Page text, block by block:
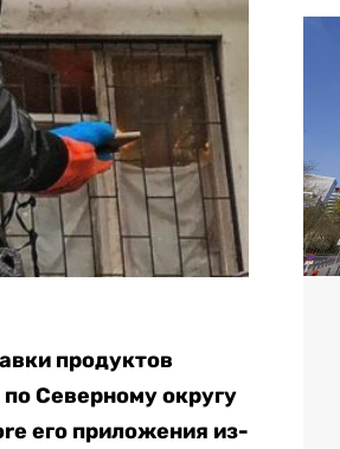
продуктов
Северному округу
его приложения из-